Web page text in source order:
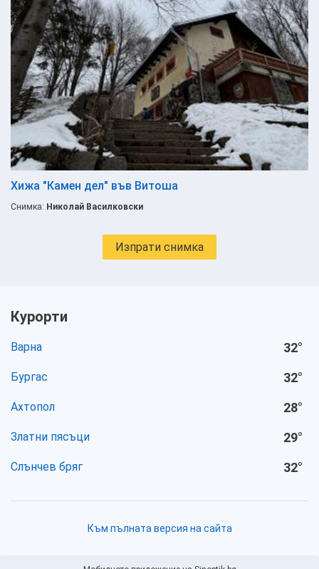
Хижа "Камен дел" във Витоша
Снимка: Николай Василковски
Изпрати снимка
Курорти
Варна 32°
Бургас 32°
Ахтопол 28°
Златни пясъци 29°
Слънчев бряг 32°
Към пълната версия на сайта